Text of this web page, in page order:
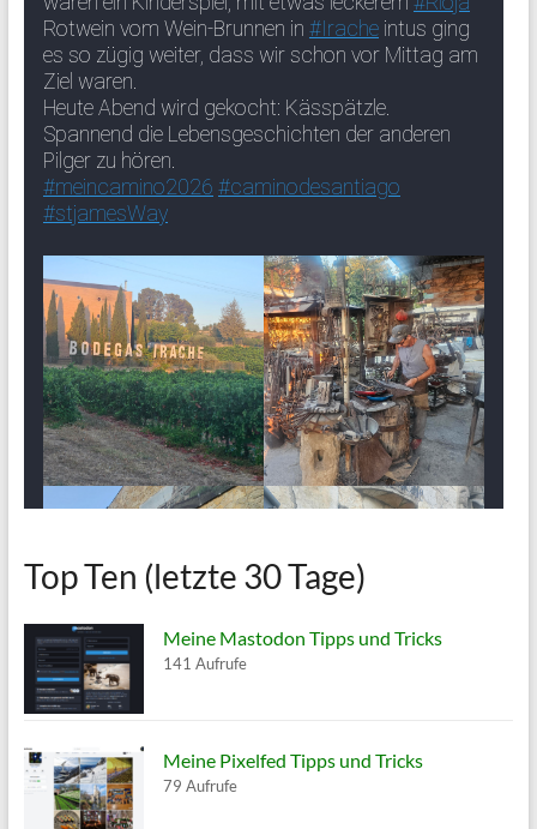
Top Ten (letzte 30 Tage)
Meine Mastodon Tipps und Tricks
141 Aufrufe
Meine Pixelfed Tipps und Tricks
79 Aufrufe